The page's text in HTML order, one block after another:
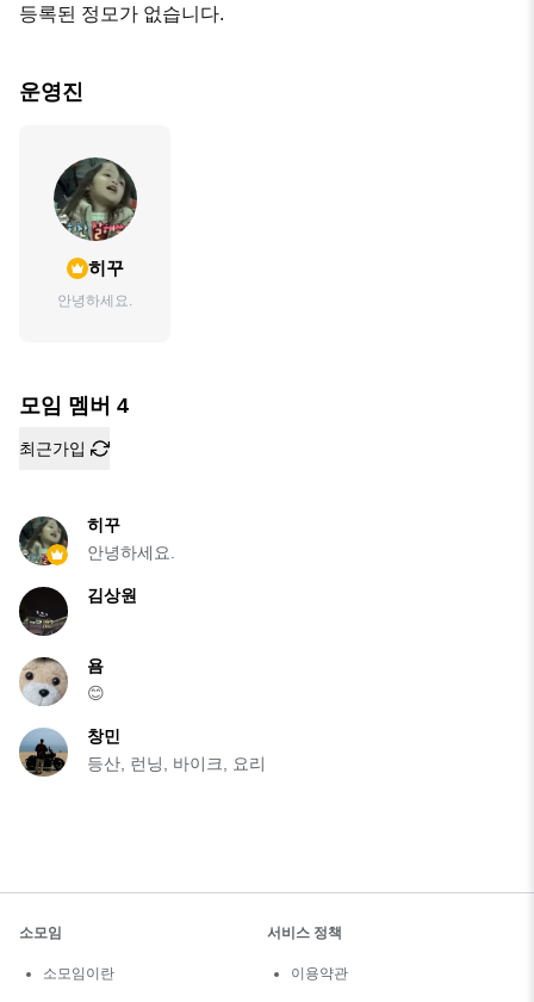
등록된 정모가 없습니다.
운영진
히꾸
안녕하세요.
모임 멤버 4
최근가입
히꾸
안녕하세요.
김상원
욤
😊
창민
등산, 런닝, 바이크, 요리
소모임
소모임이란
서비스 정책
이용약관